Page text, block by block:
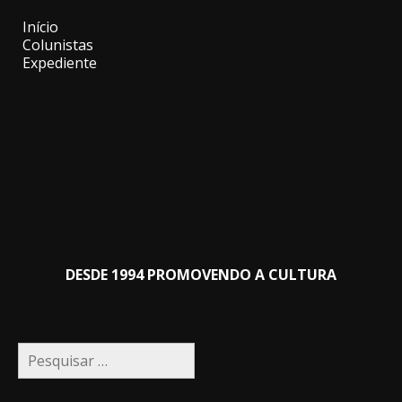
Início
Colunistas
Expediente
DESDE 1994 PROMOVENDO A CULTURA
Pesquisar
por: